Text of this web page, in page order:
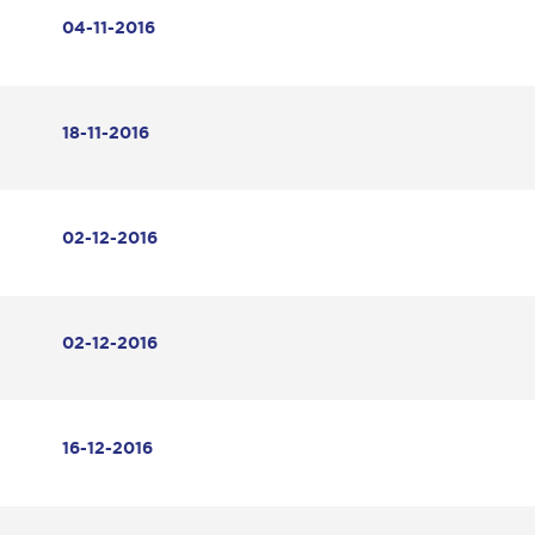
04-11-2016
18-11-2016
02-12-2016
02-12-2016
16-12-2016